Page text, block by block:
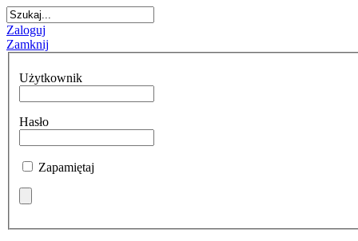
Zaloguj
Zamknij
Użytkownik
Hasło
Zapamiętaj